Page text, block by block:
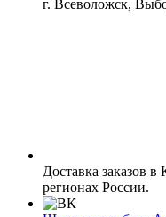
г. Всеволожск,
Доставка заказов
регионах России.